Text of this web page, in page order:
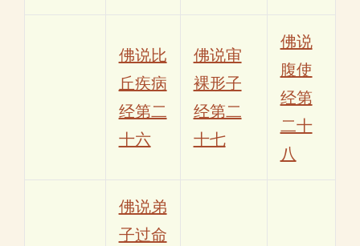
佛说比
丘疾病
经第二
十六
佛说审
裸形子
经第二
十七
佛说
腹使
经第
二十
八
佛说弟
子过命